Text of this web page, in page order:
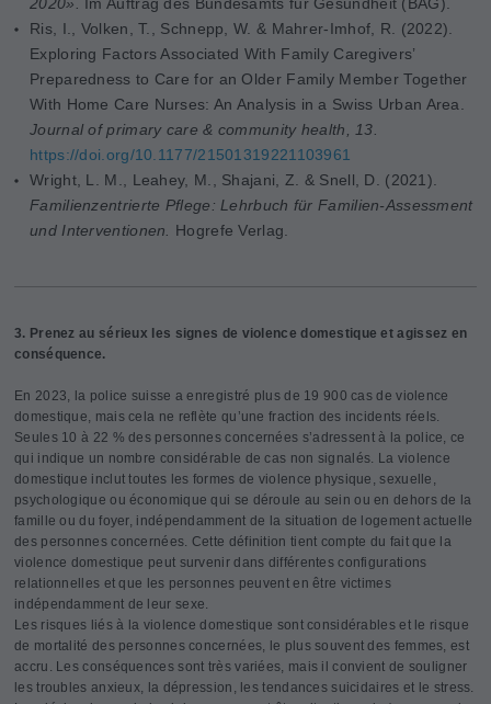
2020».
Im Auftrag des Bundesamts für Gesundheit (BAG).
Ris, I., Volken, T., Schnepp, W. & Mahrer-Imhof, R. (2022).
Exploring Factors Associated With Family Caregivers’
Preparedness to Care for an Older Family Member Together
With Home Care Nurses: An Analysis in a Swiss Urban Area.
Journal of primary care & community health, 13.
https://doi.org/10.1177/21501319221103961
Wright, L. M., Leahey, M., Shajani, Z. & Snell, D. (2021).
Familienzentrierte Pflege: Lehrbuch für Familien-Assessment
und Interventionen. Hogrefe Verlag.
3. Prenez au sérieux les signes de violence domestique et agissez en
conséquence.
En 2023, la police suisse a enregistré plus de 19 900 cas de violence
domestique, mais cela ne reflète qu’une fraction des incidents réels.
Seules 10 à 22 % des personnes concernées s’adressent à la police, ce
qui indique un nombre considérable de cas non signalés. La violence
domestique inclut toutes les formes de violence physique, sexuelle,
psychologique ou économique qui se déroule au sein ou en dehors de la
famille ou du foyer, indépendamment de la situation de logement actuelle
des personnes concernées. Cette définition tient compte du fait que la
violence domestique peut survenir dans différentes configurations
relationnelles et que les personnes peuvent en être victimes
indépendamment de leur sexe.
Les risques liés à la violence domestique sont considérables et le risque
de mortalité des personnes concernées, le plus souvent des femmes, est
accru. Les conséquences sont très variées, mais il convient de souligner
les troubles anxieux, la dépression, les tendances suicidaires et le stress.